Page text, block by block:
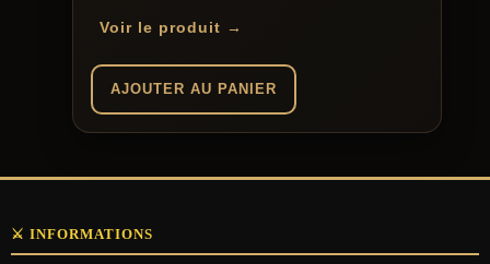
prix
était :
34,00 €.
est :
20,00 €.
Voir le produit →
AJOUTER AU PANIER
⚔️ INFORMATIONS